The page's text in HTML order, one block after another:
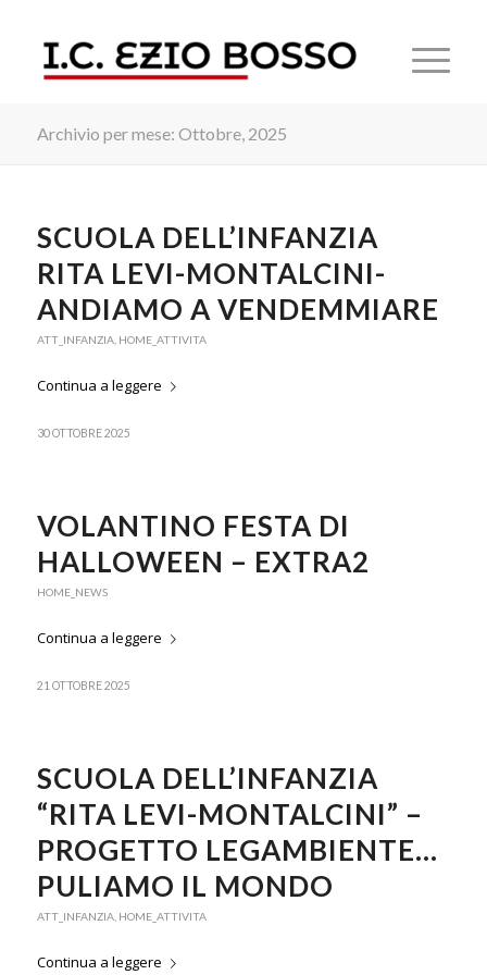
Archivio per mese: Ottobre, 2025
SCUOLA DELL’INFANZIA
RITA LEVI-MONTALCINI-
ANDIAMO A VENDEMMIARE
ATT_INFANZIA, HOME_ATTIVITA
Continua a leggere
30 OTTOBRE 2025
VOLANTINO FESTA DI
HALLOWEEN – EXTRA2
HOME_NEWS
Continua a leggere
21 OTTOBRE 2025
SCUOLA DELL’INFANZIA
“RITA LEVI-MONTALCINI” –
PROGETTO LEGAMBIENTE…
PULIAMO IL MONDO
ATT_INFANZIA, HOME_ATTIVITA
Continua a leggere